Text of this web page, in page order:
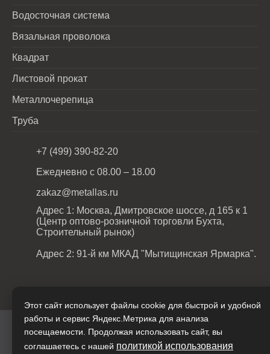
Водосточная система
Вязальная проволока
Квадрат
Листовой прокат
Металлочерепица
Труба
+7 (499) 390-82-20
Ежедневно с 08.00 – 18.00
zakaz@metallas.ru
Адрес 1: Москва, Дмитровское шоссе, д 165 к 1
(Центр оптово-розничной торговли Бухта,
Строительный рынок)
Адрес 2: 91-й км МКАД "Мытищинская Ярмарка".
ООО Металл & Сталь © 2026
Этот сайт использует файлы cookie для быстрой и удобной
работы и сервис Яндекс.Метрика для анализа
посещаемости. Продолжая использовать сайт, вы
соглашаетесь с нашей политикой использования